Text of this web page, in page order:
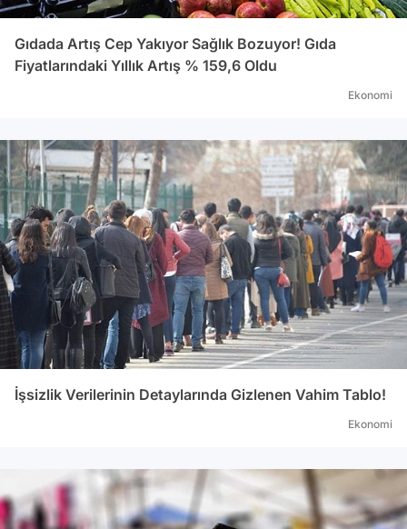
Gıdada Artış Cep Yakıyor Sağlık Bozuyor! Gıda
Fiyatlarındaki Yıllık Artış % 159,6 Oldu
Ekonomi
İşsizlik Verilerinin Detaylarında Gizlenen Vahim Tablo!
Ekonomi